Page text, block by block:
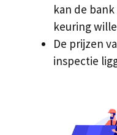
kan de
keuring
De prijzen
inspectie